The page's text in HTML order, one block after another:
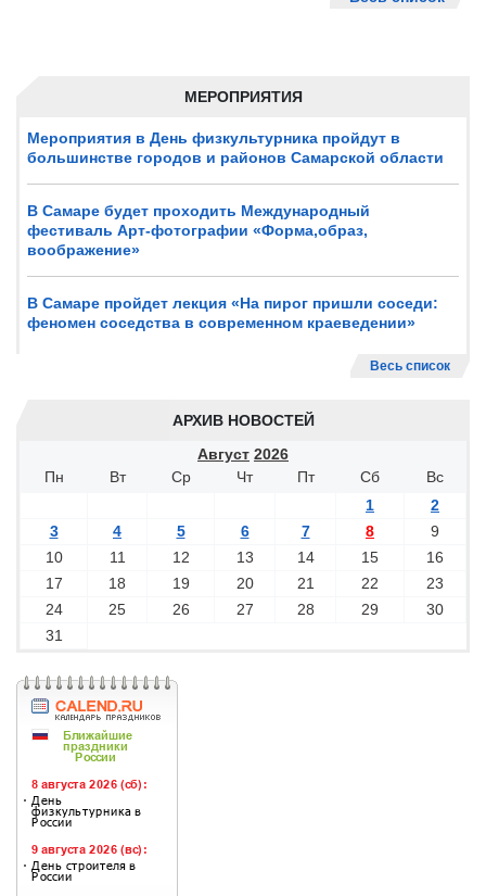
МЕРОПРИЯТИЯ
Мероприятия в День физкультурника пройдут в
большинстве городов и районов Самарской области
В Самаре будет проходить Международный
фестиваль Арт-фотографии «Форма,образ,
воображение»
В Самаре пройдет лекция «На пирог пришли соседи:
феномен соседства в современном краеведении»
Весь список
АРХИВ НОВОСТЕЙ
Август 2026
Пн
Вт Ср Чт Пт Сб
Вс
1
2
3
4 5 6 7 8
9
10
11 12 13 14 15
16
17
18 19 20 21 22
23
24
25 26 27 28 29
30
31